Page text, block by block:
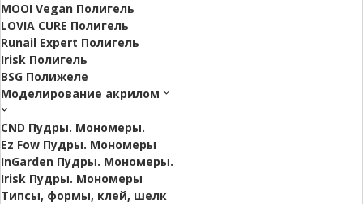
MOOI Vegan Полигель
LOVIA CURE Полигель
Runail Expert Полигель
Irisk Полигель
BSG Полижеле
Моделирование акрилом
CND Пудры. Мономеры.
Ez Fow Пудры. Мономеры
InGarden Пудры. Мономеры.
Irisk Пудры. Мономеры
Типсы, формы, клей, шелк